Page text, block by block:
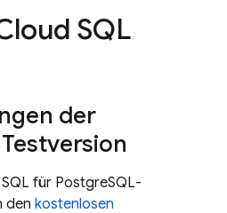
SQL
der
für PostgreSQL-
den kostenlosen